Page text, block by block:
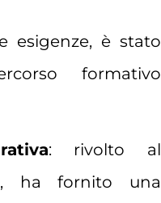
esigenze, è stato
formativo
: rivolto al
ha fornito una